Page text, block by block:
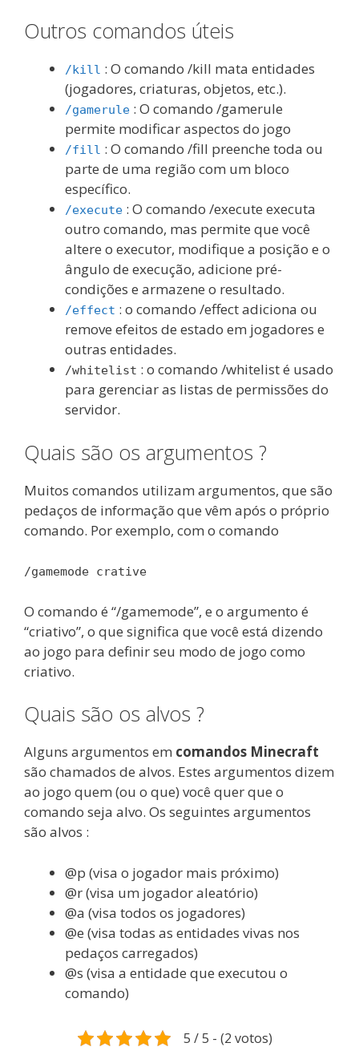
Outros comandos úteis
/kill : O comando /kill mata entidades
(jogadores, criaturas, objetos, etc.).
/gamerule : O comando /gamerule
permite modificar aspectos do jogo
/fill : O comando /fill preenche toda ou
parte de uma região com um bloco
específico.
/execute : O comando /execute executa
outro comando, mas permite que você
altere o executor, modifique a posição e o
ângulo de execução, adicione pré-
condições e armazene o resultado.
/effect : o comando /effect adiciona ou
remove efeitos de estado em jogadores e
outras entidades.
/whitelist : o comando /whitelist é usado
para gerenciar as listas de permissões do
servidor.
Quais são os argumentos ?
Muitos comandos utilizam argumentos, que são
pedaços de informação que vêm após o próprio
comando. Por exemplo, com o comando
/gamemode crative
O comando é “/gamemode”, e o argumento é
“criativo”, o que significa que você está dizendo
ao jogo para definir seu modo de jogo como
criativo.
Quais são os alvos ?
Alguns argumentos em comandos Minecraft
são chamados de alvos. Estes argumentos dizem
ao jogo quem (ou o que) você quer que o
comando seja alvo. Os seguintes argumentos
são alvos :
@p (visa o jogador mais próximo)
@r (visa um jogador aleatório)
@a (visa todos os jogadores)
@e (visa todas as entidades vivas nos
pedaços carregados)
@s (visa a entidade que executou o
comando)
5 / 5 - (2 votos)